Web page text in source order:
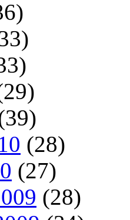
(28)
(27)
(28)